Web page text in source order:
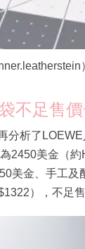
不足售
分析了
2450美金（約
美金、手工及
），不足售